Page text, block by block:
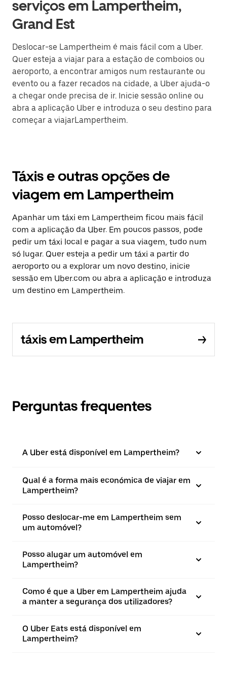
serviços em Lampertheim,
Grand Est
Deslocar-se Lampertheim é mais fácil com a Uber.
Quer esteja a viajar para a estação de comboios ou
aeroporto, a encontrar amigos num restaurante ou
evento ou a fazer recados na cidade, a Uber ajuda-o
a chegar onde precisa de ir. Inicie sessão online ou
abra a aplicação Uber e introduza o seu destino para
começar a viajarLampertheim.
Táxis e outras opções de
viagem em Lampertheim
Apanhar um táxi em Lampertheim ficou mais fácil
com a aplicação da Uber. Em poucos passos, pode
pedir um táxi local e pagar a sua viagem, tudo num
só lugar. Quer esteja a pedir um táxi a partir do
aeroporto ou a explorar um novo destino, inicie
sessão em Uber.com ou abra a aplicação e introduza
um destino em Lampertheim.
táxis em Lampertheim
Perguntas frequentes
A Uber está disponível em Lampertheim?
Qual é a forma mais económica de viajar em
Lampertheim?
Posso deslocar-me em Lampertheim sem
um automóvel?
Posso alugar um automóvel em
Lampertheim?
Como é que a Uber em Lampertheim ajuda
a manter a segurança dos utilizadores?
O Uber Eats está disponível em
Lampertheim?